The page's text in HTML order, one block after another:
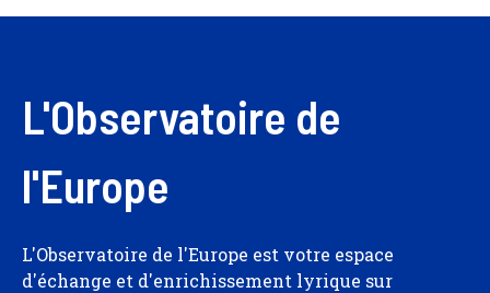
L'Observatoire de
l'Europe
L'Observatoire de l'Europe est votre espace
d'échange et d'enrichissement lyrique sur